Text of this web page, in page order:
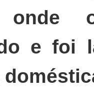
o
e foi